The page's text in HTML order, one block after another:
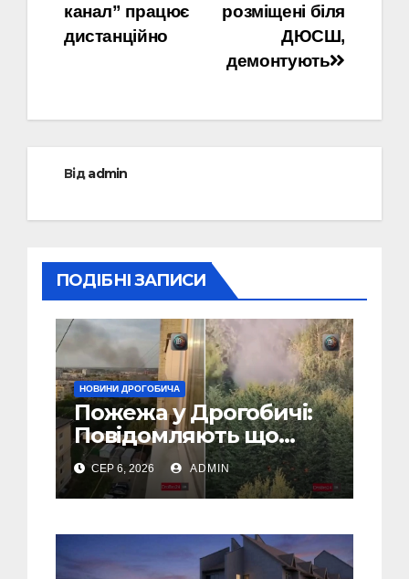
розміщені біля
ДЮСШ,
демонтують
канал” працює
дистанційно
Відadmin
ПОДІБНІ ЗАПИСИ
НОВИНИ ДРОГОБИЧА
Пожежа у Дрогобичі:
Повідомляють що
горіло 5 гаражів
(Відео)
СЕР 6, 2026 ADMIN